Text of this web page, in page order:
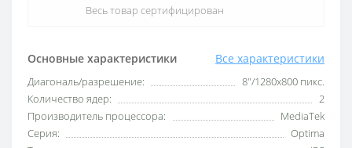
Основные характеристики Все характеристики
Диагональ/разрешение:
8"/1280x800 пикс.
Количество ядер:
2
Производитель процессора:
MediaTek
Серия:
Optima
Весь товар сертифицирован